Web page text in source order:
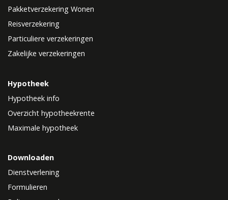
Pakketverzekering Wonen
Reisverzekering
Particuliere verzekeringen
Zakelijke verzekeringen
Hypotheek
Hypotheek info
Overzicht hypotheekrente
Maximale hypotheek
Downloaden
Dienstverlening
Formulieren